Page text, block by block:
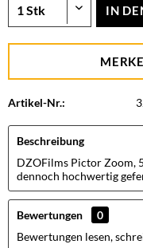
IN
Artikel-Nr.:
Beschreibung
DZOFilms Pictor Zoom,
dennoch hochwertig
Bewertungen
0
Bewertungen lesen,